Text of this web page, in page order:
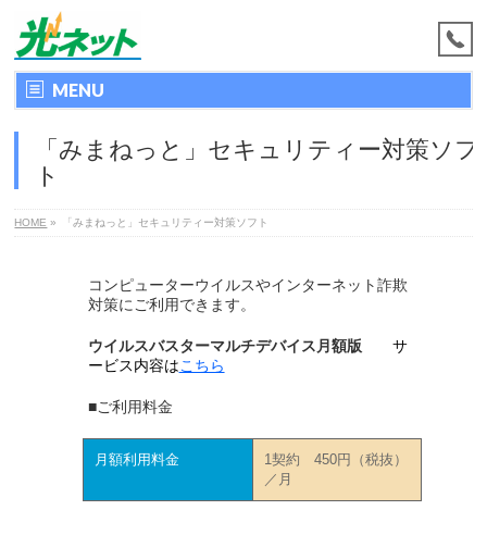
MENU
「みまねっと」セキュリティー対策ソフ
ト
HOME » 「みまねっと」セキュリティー対策ソフト
コンピューターウイルスやインターネット詐欺
対策にご利用できます。
ウイルスバスターマルチデバイス月額版
サ
ービス内容はこちら
■ご利用料金
月額利用料金
1契約 450円（税抜）
／月